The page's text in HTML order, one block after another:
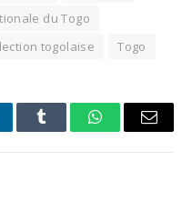
du Togo
togolaise Togo
Tumblr WhatsAppEmail